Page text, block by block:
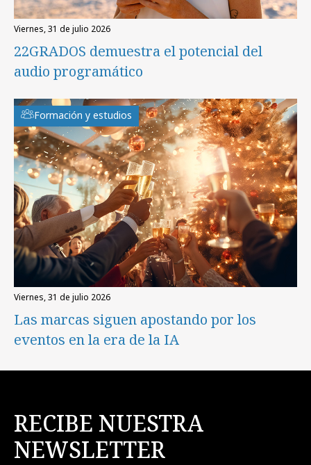
viernes, 31 de julio 2026
22GRADOS demuestra el potencial del
audio programático
Formación y estudios
viernes, 31 de julio 2026
Las marcas siguen apostando por los
eventos en la era de la IA
RECIBE NUESTRA
NEWSLETTER